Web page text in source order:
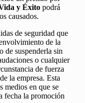
y Éxito podrá
causados.
de seguridad que
de la
de suspenderla sin
o cualquier
de fuerza
la empresa. Esta
medios en que se
fecha la promoción